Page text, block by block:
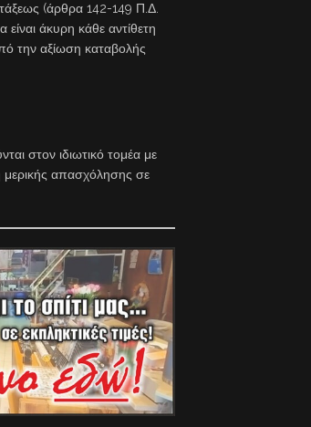
τάξεως (άρθρα 142-149 Π.Δ.
άκυρη κάθε αντίθετη
την αξίωση καταβολής
στον ιδιωτικό τομέα με
μερικής απασχόλησης σε